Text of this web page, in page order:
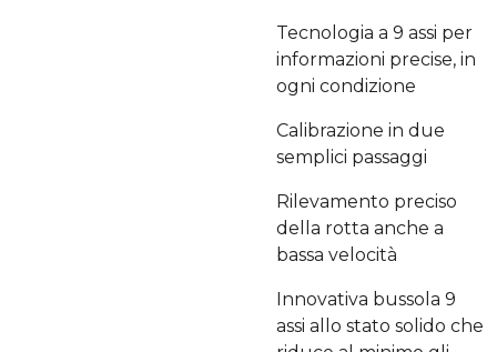
Tecnologia a 9 assi per
informazioni precise, in
ogni condizione
Calibrazione in due
semplici passaggi
Rilevamento preciso
della rotta anche a
bassa velocità
Innovativa bussola 9
assi allo stato solido che